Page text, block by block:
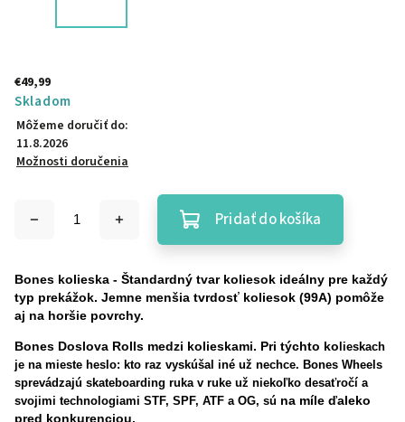
€49,99
Skladom
Môžeme doručiť do:
11.8.2026
Možnosti doručenia
Pridať do košíka
Bones kolieska - Štandardný tvar koliesok ideálny pre každý
typ prekážok. Jemne menšia tvrdosť koliesok (99A) pomôže
aj na horšie povrchy.
Bones Doslova Rolls medzi kolieskami. Pri týchto ko lieskach
je na mieste heslo: kto raz vyskúšal iné už nechce. Bones Wheels
sprevádzajú skateboarding ruka v ruke už niekoľko desaťročí a
svojimi technologiami STF, SPF, ATF a OG, sú na míle ďaleko
pred konkurenciou.